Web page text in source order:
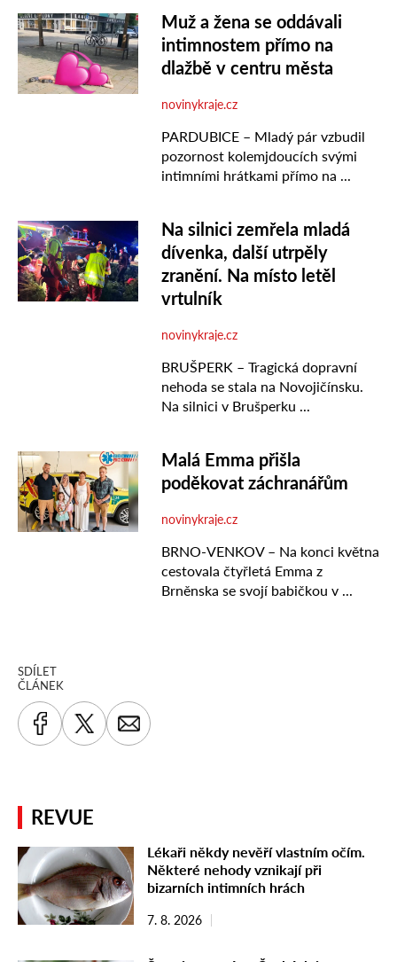
SDÍLET
ČLÁNEK
REVUE
Lékaři někdy nevěří vlastním očím.
Některé nehody vznikají při
bizarních intimních hrách
7. 8. 2026